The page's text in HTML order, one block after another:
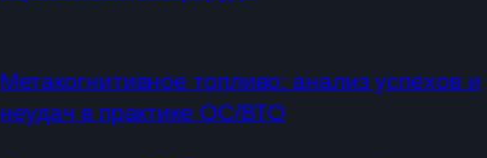
Метакогнитивное топливо: анализ успехов и
неудач в практике ОС/ВТО